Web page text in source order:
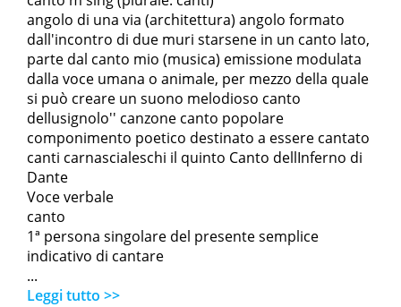
angolo di una via (architettura) angolo formato
dall'incontro di due muri starsene in un canto lato,
parte dal canto mio (musica) emissione modulata
dalla voce umana o animale, per mezzo della quale
si può creare un suono melodioso canto
dellusignolo'' canzone canto popolare
componimento poetico destinato a essere cantato
canti carnascialeschi il quinto Canto dellInferno di
Dante
Voce verbale
canto
1ª persona singolare del presente semplice
indicativo di cantare
...
Leggi tutto >>